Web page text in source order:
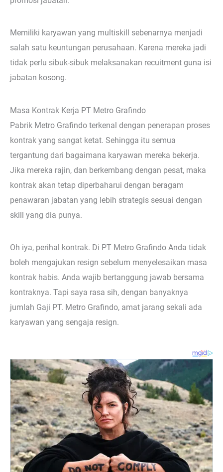
Memiliki karyawan yang multiskill sebenarnya menjadi
salah satu keuntungan perusahaan. Karena mereka jadi
tidak perlu sibuk-sibuk melaksanakan recuitment guna isi
jabatan kosong.
Masa Kontrak Kerja PT Metro Grafindo
Pabrik Metro Grafindo terkenal dengan penerapan proses
kontrak yang sangat ketat. Sehingga itu semua
tergantung dari bagaimana karyawan mereka bekerja.
Jika mereka rajin, dan berkembang dengan pesat, maka
kontrak akan tetap diperbaharui dengan beragam
penawaran jabatan yang lebih strategis sesuai dengan
skill yang dia punya.
Oh iya, perihal kontrak. Di PT Metro Grafindo Anda tidak
boleh mengajukan resign sebelum menyelesaikan masa
kontrak habis. Anda wajib bertanggung jawab bersama
kontraknya. Tapi saya rasa sih, dengan banyaknya
jumlah Gaji PT. Metro Grafindo, amat jarang sekali ada
karyawan yang sengaja resign.